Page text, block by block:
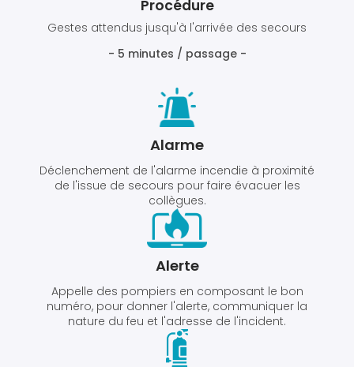
Procédure
Gestes attendus jusqu'à l'arrivée des secours
- 5 minutes / passage -
Alarme
Déclenchement de l'alarme incendie à proximité
de l'issue de secours pour faire évacuer les
collègues.
Alerte
Appelle des pompiers en composant le bon
numéro, pour donner l'alerte, communiquer la
nature du feu et l'adresse de l'incident.